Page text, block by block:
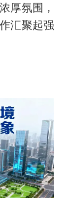
厚氛围，
汇聚起强